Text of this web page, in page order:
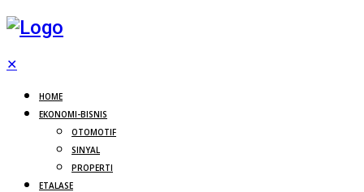
✕
HOME
EKONOMI-BISNIS
OTOMOTIF
SINYAL
PROPERTI
ETALASE